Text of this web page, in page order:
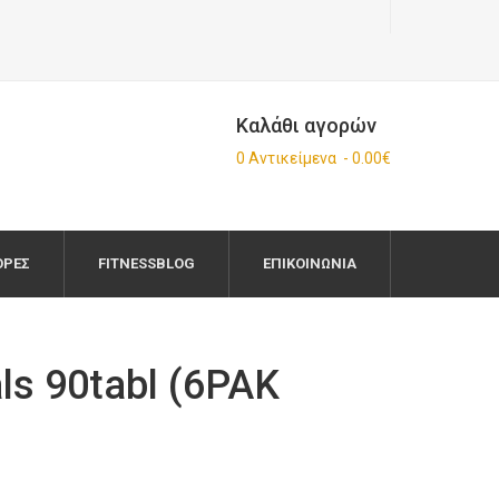
Καλάθι αγορών
0 Αντικείμενα - 0.00€
FITNESSBLOG ΕΠΙΚΟΙΝΩΝΊΑ
90tabl (6PAK